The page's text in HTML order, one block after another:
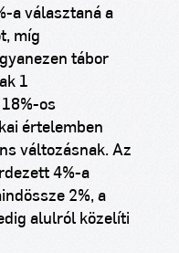
a választaná a
míg
tábor
1
os
értelemben
változásnak. Az
4%-a
2%, a
alulról közelíti